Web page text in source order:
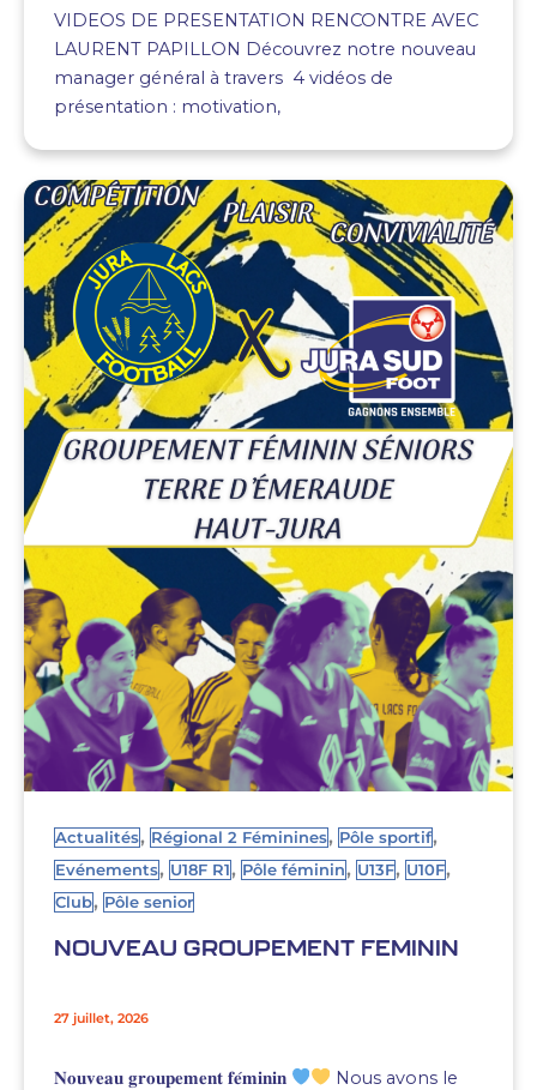
VIDEOS DE PRESENTATION RENCONTRE AVEC
LAURENT PAPILLON Découvrez notre nouveau
manager général à travers 4 vidéos de
présentation : motivation,
Actualités, Régional 2 Féminines, Pôle sportif,
Evénements, U18F R1, Pôle féminin, U13F, U10F,
Club, Pôle senior
NOUVEAU GROUPEMENT FEMININ
27 juillet, 2026
𝐍𝐨𝐮𝐯𝐞𝐚𝐮 𝐠𝐫𝐨𝐮𝐩𝐞𝐦𝐞𝐧𝐭 𝐟𝐞́𝐦𝐢𝐧𝐢𝐧
Nous avons le